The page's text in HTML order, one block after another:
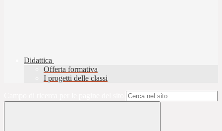
Didattica
Offerta formativa
I progetti delle classi